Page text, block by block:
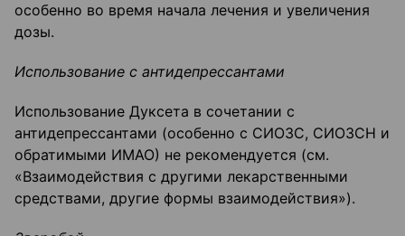
особенно во время начала лечения и увеличения
дозы.
Использование с антидепрессантами
Использование Дуксета в сочетании с
антидепрессантами (особенно с СИОЗС, СИОЗСН и
обратимыми ИМАО) не рекомендуется (см.
«Взаимодействия с другими лекарственными
средствами, другие формы взаимодействия»).